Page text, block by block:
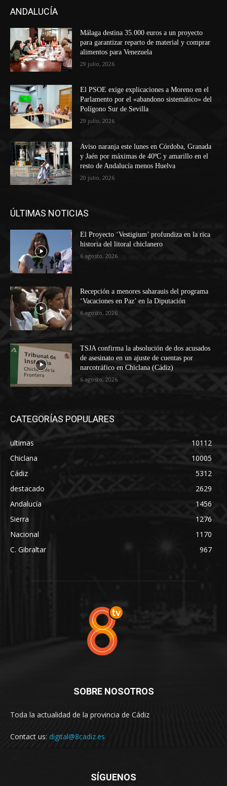
ANDALUCÍA
Málaga destina 35.000 euros a un proyecto
para garantizar reparto de material y comprar
alimentos para Venezuela
29 julio, 2026
El PSOE exige explicaciones a Moreno en el
Parlamento por el «abandono sistemático» del
Polígono Sur de Sevilla
29 julio, 2026
Aviso naranja este lunes en Córdoba, Granada
y Jaén por máximas de 40ºC y amarillo en el
resto de Andalucía menos Huelva
20 julio, 2026
ÚLTIMAS NOTICIAS
El Proyecto ‘Vestigium’ profundiza en la rica
historia del litoral chiclanero
6 agosto, 2026
Recepción a menores saharauis del programa
‘Vacaciones en Paz’ en la Diputación
6 agosto, 2026
TSJA confirma la absolución de dos acusados
de asesinato en un ajuste de cuentas por
narcotráfico en Chiclana (Cádiz)
6 agosto, 2026
CATEGORÍAS POPULARES
ultimas
10112
Chiclana
10005
Cádiz
5312
destacado
2629
Andalucía
1456
Sierra
1276
Nacional
1170
C. Gibraltar
967
SOBRE NOSOTROS
Toda la actualidad de la provincia de Cádiz
Contact us: digital@8cadiz.es
SÍGUENOS